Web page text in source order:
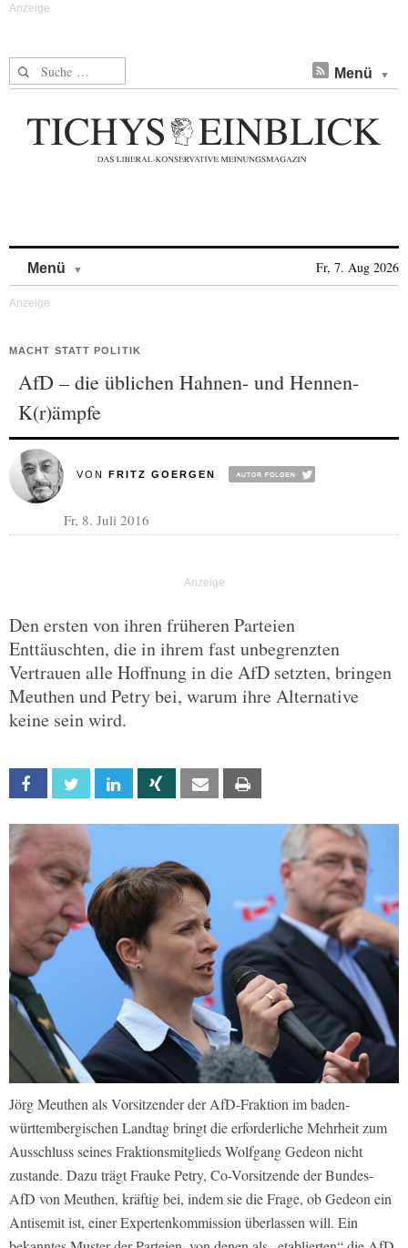
Suche nach: Menü
Menü Fr, 7. Aug 2026
MACHT STATT POLITIK
AfD – die üblichen Hahnen- und Hennen-
K(r)ämpfe
VON FRITZ GOERGEN
Fr, 8. Juli 2016
Den ersten von ihren früheren Parteien
Enttäuschten, die in ihrem fast unbegrenzten
Vertrauen alle Hoffnung in die AfD setzten, bringen
Meuthen und Petry bei, warum ihre Alternative
keine sein wird.
Facebook Twitter Linkedin Xing Email
Jörg Meuthen als Vorsitzender der AfD-Fraktion im baden-
württembergischen Landtag bringt die erforderliche Mehrheit zum
Ausschluss seines Fraktionsmitglieds Wolfgang Gedeon nicht
zustande. Dazu trägt Frauke Petry, Co-Vorsitzende der Bundes-
AfD von Meuthen, kräftig bei, indem sie die Frage, ob Gedeon ein
Antisemit ist, einer Expertenkommission überlassen will. Ein